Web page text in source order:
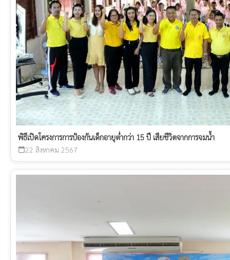
พิธีเปิดโครงการการป้องกันเด็กอายุต่ำกว่า 15 ปี เสียชีวิตจากการจมน้ำ
calendar_today22 สิงหาคม 2567